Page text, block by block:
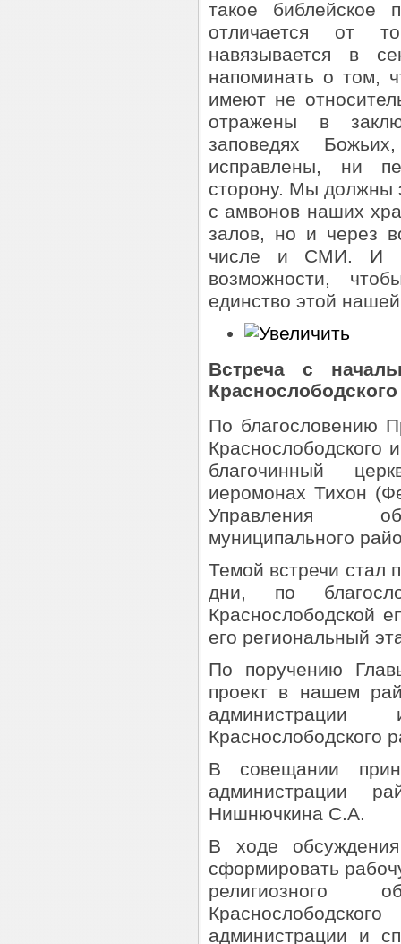
такое
отличается от
навязывается в
напоминать о том,
имеют не
отражены в
заповедях
исправлены, ни
сторону. Мы должны
с амвонов наших
залов, но и через
числе и СМИ. И
возможности,
единство этой
Встреча с
По благословению
Краснослободского
благочинный
иеромонах Тихон
Управления
муниципального
Темой встречи стал
дни, по
Краснослободской
его региональный
По поручению
проект в нашем
Краснослободского
В совещании
администрации
Нишнючкина С.А.
В ходе
сформировать
религиозного
администрации и